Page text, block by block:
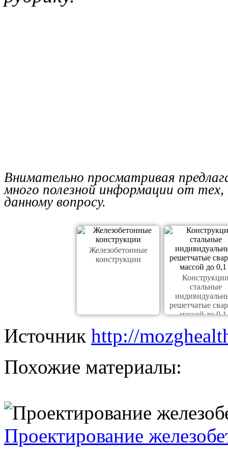
Внимательно просматривая
много полезной информации от
данному вопросу.
Железобетонные
конструкции
стальные
решетчатые
массой до 0,1
Источник http://
Похожие материалы:
Проектирование